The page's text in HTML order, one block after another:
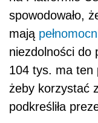
spowodowało,
mają
niezdolności do
104 tys. ma ten
żeby korzystać
podkreśliła